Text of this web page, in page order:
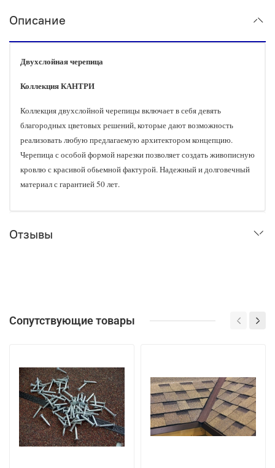
Описание
Двухслойная черепица
Коллекция КАНТРИ
Коллекция двухслойной черепицы включает в себя девять
благородных цветовых решений, которые дают возможность
реализовать любую предлагаемую архитектором концепцию.
Черепица с особой формой нарезки позволяет создать живописную
кровлю с красивой обьемной фактурой. Надежный и долговечный
материал с гарантией 50 лет.
Отзывы
Сопутствующие товары